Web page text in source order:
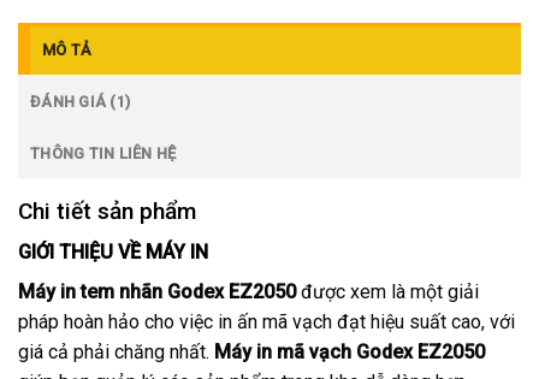
MÔ TẢ
ĐÁNH GIÁ (1)
THÔNG TIN LIÊN HỆ
Chi tiết sản phẩm
GIỚI THIỆU VỀ MÁY IN
Máy in tem nhãn Godex EZ2050được xem là một giải
pháp hoàn hảo cho việc in ấn mã vạch đạt hiệu suất cao, với
giá cả phải chăng nhất. Máy in mã vạch Godex EZ2050